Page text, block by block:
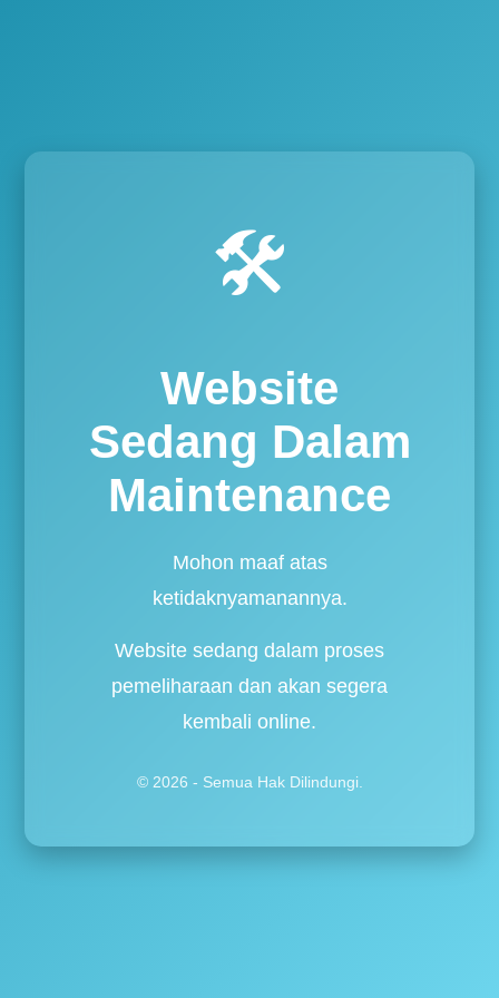
🛠️
Website
Sedang Dalam
Maintenance
Mohon maaf atas
ketidaknyamanannya.
Website sedang dalam proses
pemeliharaan dan akan segera
kembali online.
© 2026 - Semua Hak Dilindungi.